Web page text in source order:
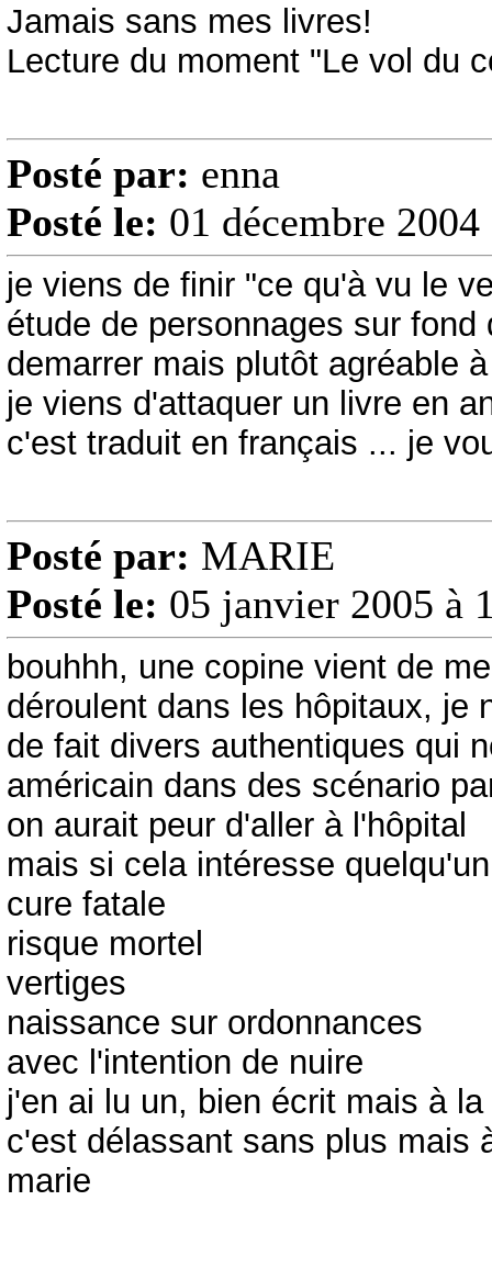
Jamais sans mes livres!
Lecture du moment "Le vol du
Posté par: enna
Posté le: 01 décembre
je viens de finir "ce qu'à vu le
étude de personnages sur
demarrer mais plutôt agréable
je viens d'attaquer un livre en
c'est traduit en français ... je
Posté par: MARIE
Posté le: 05 janvier 2005 à
bouhhh, une copine vient de
déroulent dans les hôpitaux, je
de fait divers authentiques qui
américain dans des scénario
on aurait peur d'aller à l'hôpital
mais si cela intéresse quelqu'un
cure fatale
risque mortel
vertiges
naissance sur ordonnances
avec l'intention de nuire
j'en ai lu un, bien écrit mais à
c'est délassant sans plus mais
marie